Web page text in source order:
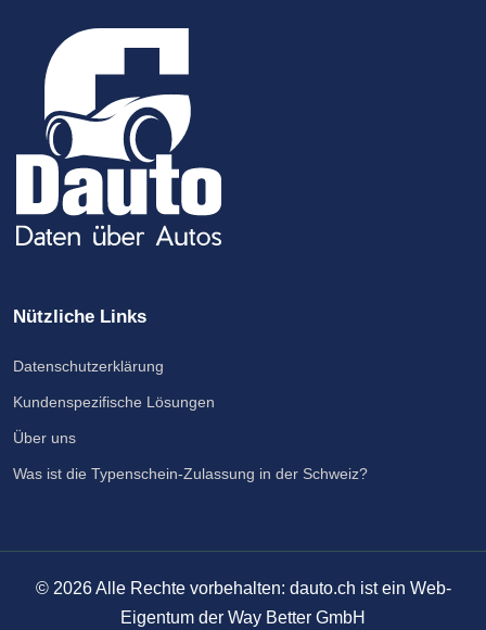
Nützliche Links
Datenschutzerklärung
Kundenspezifische Lösungen
Über uns
Was ist die Typenschein-Zulassung in der Schweiz?
© 2026Alle Rechte vorbehalten: dauto.ch ist ein Web-
Eigentum der Way Better GmbH